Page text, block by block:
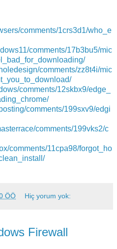
comments/1crs3d1/who_e
comments/17b3bu5/mic
comments/zz8t4i/mic
comments/12skbx9/edge_
comments/199sxv9/edgi
comments/199vks2/c
comments/11cpa98/forgot_ho
ÖÖ Hiç yorum yok:
Firewall